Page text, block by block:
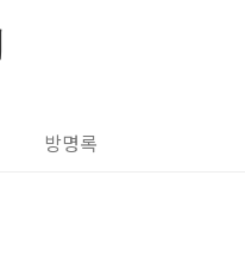
방명록